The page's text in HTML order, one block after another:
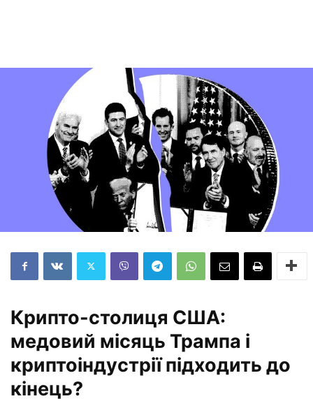
Крипто-столиця США:
медовий місяць Трампа і
криптоіндустрії підходить до
кінець?